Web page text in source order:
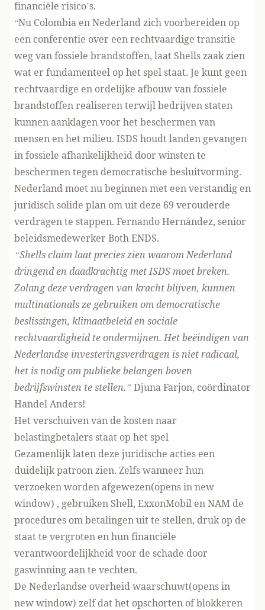
financiële risico’s.
“Nu Colombia en Nederland zich voorbereiden op
een conferentie over een rechtvaardige transitie
weg van fossiele brandstoffen, laat Shells zaak zien
wat er fundamenteel op het spel staat. Je kunt geen
rechtvaardige en ordelijke afbouw van fossiele
brandstoffen realiseren terwijl bedrijven staten
kunnen aanklagen voor het beschermen van
mensen en het milieu. ISDS houdt landen gevangen
in fossiele afhankelijkheid door winsten te
beschermen tegen democratische besluitvorming.
Nederland moet nu beginnen met een verstandig en
juridisch solide plan om uit deze 69 verouderde
verdragen te stappen. Fernando Hernández, senior
beleidsmedewerker Both ENDS.
“Shells claim laat precies zien waarom Nederland
dringend en daadkrachtig met ISDS moet breken.
Zolang deze verdragen van kracht blijven, kunnen
multinationals ze gebruiken om democratische
beslissingen, klimaatbeleid en sociale
rechtvaardigheid te ondermijnen. Het beëindigen van
Nederlandse investeringsverdragen is niet radicaal,
het is nodig om publieke belangen boven
bedrijfswinsten te stellen.” Djuna Farjon, coördinator
Handel Anders!
Het verschuiven van de kosten naar
belastingbetalers staat op het spel
Gezamenlijk laten deze juridische acties een
duidelijk patroon zien. Zelfs wanneer hun
verzoeken worden afgewezen(opens in new
window) , gebruiken Shell, ExxonMobil en NAM de
procedures om betalingen uit te stellen, druk op de
staat te vergroten en hun financiële
verantwoordelijkheid voor de schade door
gaswinning aan te vechten.
De Nederlandse overheidwaarschuwt(opens in
new window) zelf dat het opschorten of blokkeren